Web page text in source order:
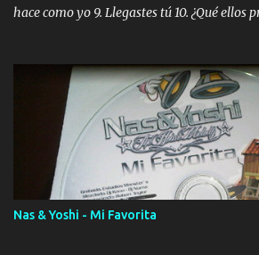
hace como yo 9. Llegastes tú 10. ¿Qué ellos
Digital Booklet – Invicto
Album proposto al massimo della qualità in
AAC M4A; comprato su iTunes e a
download. REGGAETON ITALIA Nosotros
Momento!
Nas & Yoshi - Mi Favorita